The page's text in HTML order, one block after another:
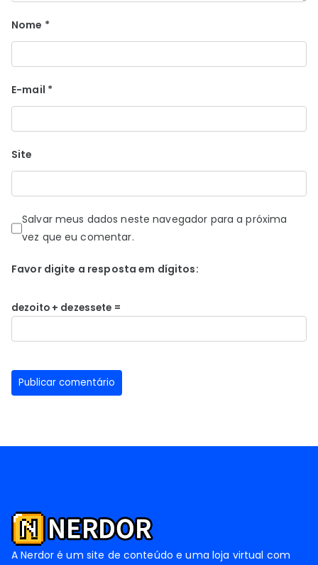
Nome *
E-mail *
Site
Salvar meus dados neste navegador para a próxima
vez que eu comentar.
Favor digite a resposta em dígitos:
dezoito + dezessete =
A Nerdor é um site de conteúdo e uma loja virtual com